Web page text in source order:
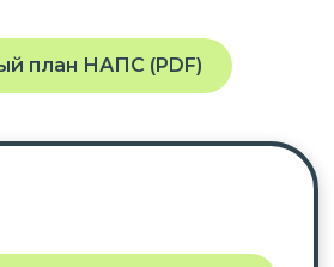
план НАПС (PDF)